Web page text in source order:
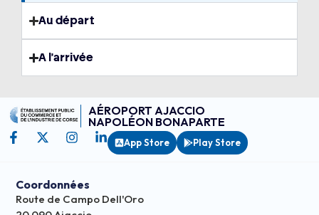
Au départ
A l'arrivée
AÉROPORT AJACCIO
NAPOLÉON BONAPARTE
App Store Play Store
Coordonnées
Route de Campo Dell'Oro